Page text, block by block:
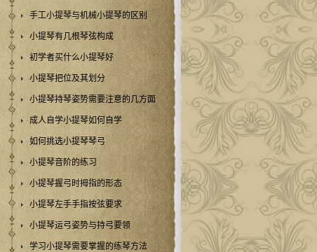
手工小提琴与机械小提琴的区别
小提琴有几根琴弦构成
初学者买什么小提琴好
小提琴把位及其划分
小提琴持琴姿势需要注意的几方面
成人自学小提琴如何自学
如何挑选小提琴琴弓
小提琴音阶的练习
小提琴握弓时拇指的形态
小提琴左手手指按弦要求
小提琴运弓姿势与持弓要领
学习小提琴需要掌握的练琴方法